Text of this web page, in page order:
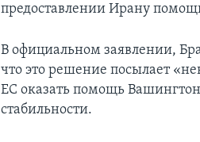
предоставлении Ирану
В официальном заявлении,
что это решение посылает
ЕС оказать помощь
стабильности.